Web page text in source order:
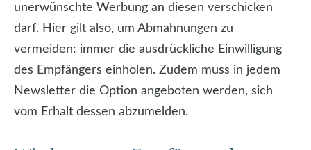
unerwünschte Werbung an diesen verschicken
darf. Hier gilt also, um Abmahnungen zu
vermeiden: immer die ausdrückliche Einwilligung
des Empfängers einholen. Zudem muss in jedem
Newsletter die Option angeboten werden, sich
vom Erhalt dessen abzumelden.